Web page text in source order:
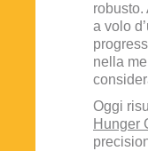
a volo
nella
Oggi
Hunger